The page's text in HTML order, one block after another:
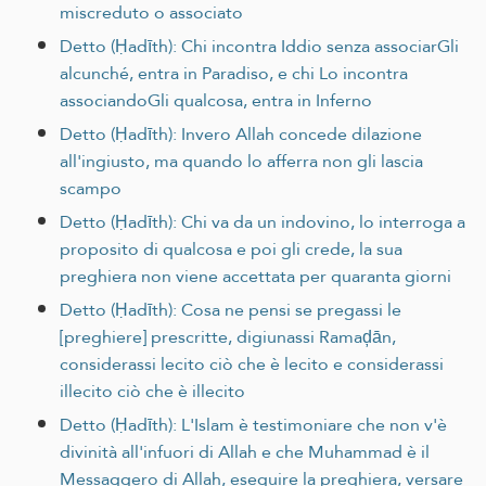
miscreduto o associato
Detto (Ḥadīth): Chi incontra Iddio senza associarGli
alcunché, entra in Paradiso, e chi Lo incontra
associandoGli qualcosa, entra in Inferno
Detto (Ḥadīth): Invero Allah concede dilazione
all'ingiusto, ma quando lo afferra non gli lascia
scampo
Detto (Ḥadīth): Chi va da un indovino, lo interroga a
proposito di qualcosa e poi gli crede, la sua
preghiera non viene accettata per quaranta giorni
Detto (Ḥadīth): Cosa ne pensi se pregassi le
[preghiere] prescritte, digiunassi Ramaḑān,
considerassi lecito ciò che è lecito e considerassi
illecito ciò che è illecito
Detto (Ḥadīth): L'Islam è testimoniare che non v'è
divinità all'infuori di Allah e che Muhammad è il
Messaggero di Allah, eseguire la preghiera, versare